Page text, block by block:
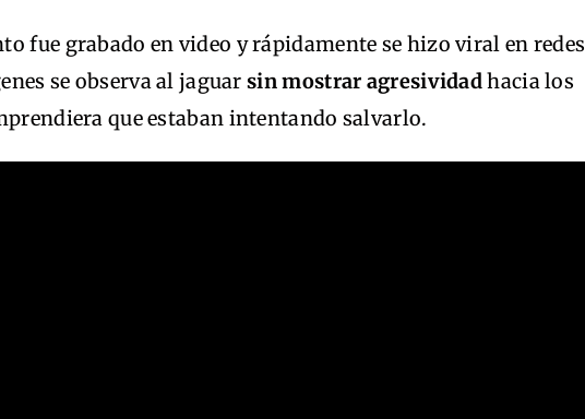
fue grabado en video y rápidamente se hizo viral en redes
se observa al jaguarsin mostrar agresividadhacia los
que estaban intentando salvarlo.